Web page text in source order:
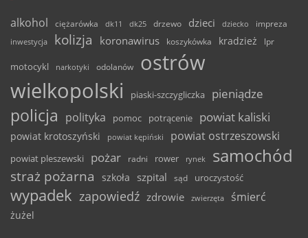
alkohol ciężarówka dk11 dk25 drzewo dzieci dziecko
impreza
inwestycja
kolizja koronawirus koszykówka kradzież lpr
motocykl narkotyki odolanów
ostrów
wielkopolski
piaski-szczygliczka pieniądze
policja polityka pomoc potrącenie powiat kaliski
powiat krotoszyński powiat kępiński powiat ostrzeszowski
powiat pleszewski pożar radni rower rynek samochód
straż pożarna szkoła szpital sąd uroczystość
wypadek zapowiedź zdrowie zwierzęta śmierć
żużel